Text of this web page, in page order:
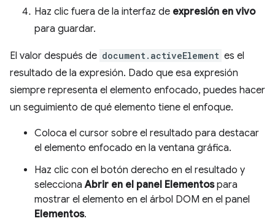
Haz clic fuera de la interfaz de expresión en vivo
para guardar.
El valor después de document.activeElement es el
resultado de la expresión. Dado que esa expresión
siempre representa el elemento enfocado, puedes hacer
un seguimiento de qué elemento tiene el enfoque.
Coloca el cursor sobre el resultado para destacar
el elemento enfocado en la ventana gráfica.
Haz clic con el botón derecho en el resultado y
seleccionaAbrir en el panel Elementospara
mostrar el elemento en el árbol DOM en el panel
Elementos.